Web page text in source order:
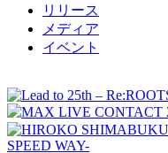
リリース
メディア
イベント